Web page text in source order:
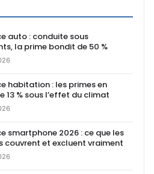
auto : conduite sous
la prime bondit de 50 %
habitation : les primes en
13 % sous l’effet du climat
smartphone 2026 : ce que les
couvrent et excluent vraiment